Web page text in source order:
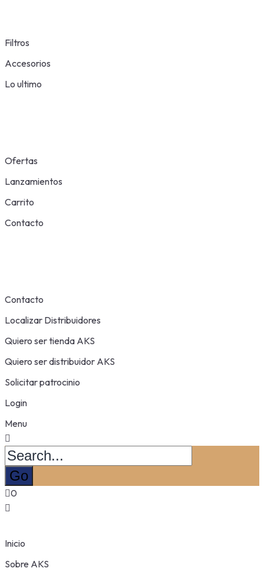
Filtros
Accesorios
Lo ultimo
Ofertas
Lanzamientos
Carrito
Contacto
Contacto
Localizar Distribuidores
Quiero ser tienda AKS
Quiero ser distribuidor AKS
Solicitar patrocinio
Login
Menu
0
Inicio
Sobre AKS